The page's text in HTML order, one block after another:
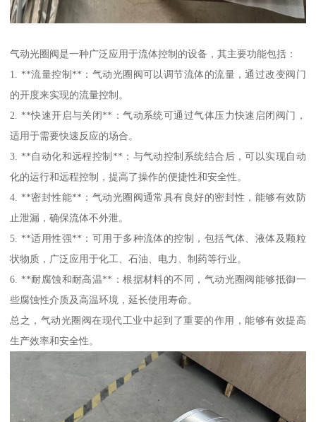
气动光圈阀是一种广泛应用于流体控制的设备，其主要功能包括：
1. **流量控制**：气动光圈阀可以调节流体的流量，通过改变阀门
的开度来实现的流量控制。
2. **快速开启与关闭**：气动系统可通过气体压力快速启闭阀门，
适用于需要快速反应的场合。
3. **自动化和远程控制**：与气动控制系统结合后，可以实现自动
化的运行和远程控制，提高了操作的便捷性和安全性。
4. **密封性能**：气动光圈阀通常具有良好的密封性，能够有效防
止泄漏，确保流体不外泄。
5. **适用性强**：可用于多种流体的控制，包括气体、液体及颗粒
状物质，广泛应用于化工、石油、电力、制药等行业。
6. **耐腐蚀和耐高温**：根据材料的不同，气动光圈阀能够抵御一
些腐蚀性介质及高温环境，延长使用寿命。
总之，气动光圈阀在现代工业中起到了重要的作用，能够有效提高
生产效率和安全性。